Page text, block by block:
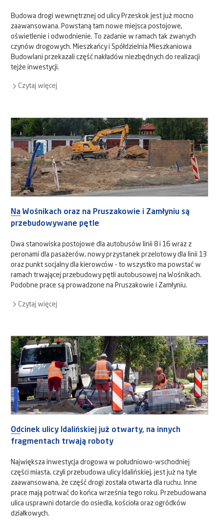
Budowa drogi wewnętrznej od ulicy Przeskok jest już mocno
zaawansowana. Powstaną tam nowe miejsca postojowe,
oświetlenie i odwodnienie. To zadanie w ramach tak zwanych
czynów drogowych. Mieszkańcy i Spółdzielnia Mieszkaniowa
Budowlani przekazali część nakładów niezbędnych do realizacji
tejże inwestycji.
Czytaj więcej
Na Wośnikach oraz na Pruszakowie i Zamłyniu są
przebudowywane pętle
Dwa stanowiska postojowe dla autobusów linii 8 i 16 wraz z
peronami dla pasażerów, nowy przystanek przelotowy dla linii 13
oraz punkt socjalny dla kierowców - to wszystko ma powstać w
ramach trwającej przebudowy pętli autobusowej na Wośnikach.
Podobne prace są prowadzone na Pruszakowie i Zamłyniu.
Czytaj więcej
Odcinek ulicy Idalińskiej już otwarty, na innych
fragmentach trwają roboty
Największa inwestycja drogowa w południowo-wschodniej
części miasta, czyli przebudowa ulicy Idalińskiej, jest już na tyle
zaawansowana, że część drogi została otwarta dla ruchu. Inne
prace mają potrwać do końca września tego roku. Przebudowana
ulica usprawni dotarcie do osiedla, kościoła oraz ogródków
działkowych.